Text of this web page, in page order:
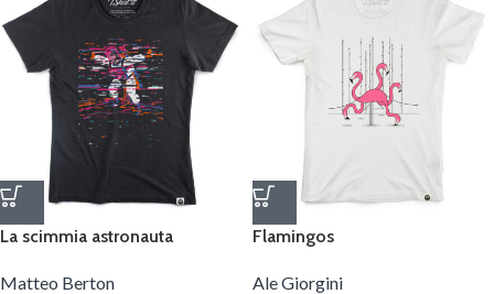
La scimmia astronauta
Matteo Berton
Flamingos
Ale Giorgini